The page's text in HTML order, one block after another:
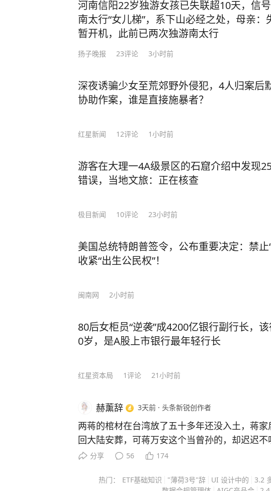
河南信阳22岁独游女孩已失联超10天，信
南太行“女儿梯”，系下山必经之处，母亲：
暂开机，此前已两次独游南太行
扬子晚报 23评论 3小时前
深夜诱骗少女至荒郊野外侵犯，4人归案后
协助作案，谁是直接施暴者？
红星新闻 12评论 1小时前
游客在大理一4A级景区的石窟介绍中发现
错误，当地文旅：正在核查
极目新闻 10评论 23小时前
美国总统特朗普签令，公布重要决定：禁止“
收紧“出生公民权”！
闽南网 2小时前
80后女柜员“逆袭”成4200亿银行副行长，
0岁，是A股上市银行最年轻行长
红星资本局 1评论 21小时前
赫薰辞 3天前 · 头条新锐创作者
两蒋的棺材在台湾放了五十多年还没入土，蒋家
回大陆安葬，可蒋万安这个当曾孙的，却迟迟不
盘棋，远不止孝道两个字能说清。 蒋万安不是
政治算盘。 他当上台北市长之后，走的每一步
分享 56 174
热门： ETF基础知识 "薄荷3号"辞 UI 设计中的 3.2